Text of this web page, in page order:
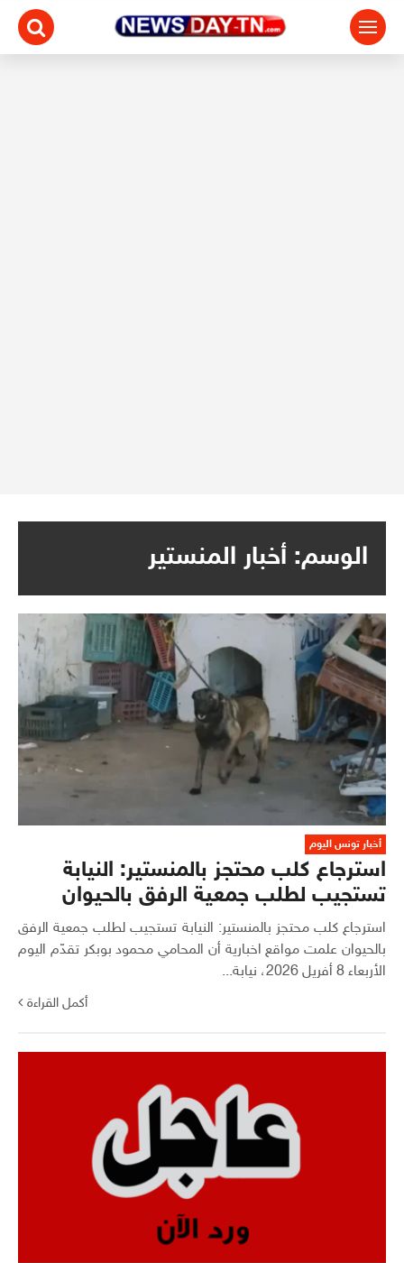
الوسم: أخبار المنستير
أخبار تونس اليوم
استرجاع كلب محتجز بالمنستير: النيابة
تستجيب لطلب جمعية الرفق بالحيوان
استرجاع كلب محتجز بالمنستير: النيابة تستجيب لطلب جمعية الرفق
بالحيوان علمت مواقع اخبارية أن المحامي محمود بوبكر تقدّم اليوم
الأربعاء 8 أفريل 2026، نيابة...
أكمل القراءة